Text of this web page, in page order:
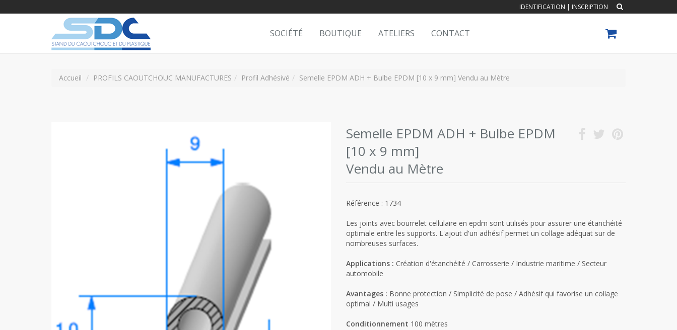
IDENTIFICATION | INSCRIPTION
SOCIÉTÉ BOUTIQUE ATELIERS CONTACT
Accueil PROFILS CAOUTCHOUC MANUFACTURES Profil Adhésivé Semelle EPDM ADH + Bulbe EPDM [10 x 9 mm] Vendu au Mètre
Semelle EPDM ADH + Bulbe EPDM
[10 x 9 mm]
Vendu au Mètre
Référence : 1734
Les joints avec bourrelet cellulaire en epdm sont utilisés pour assurer une étanchéité
optimale entre les supports. L'ajout d'un adhésif permet un collage adéquat sur de
nombreuses surfaces.
Applications : Création d'étanchéité / Carrosserie / Industrie maritime / Secteur
automobile
Avantages : Bonne protection / Simplicité de pose / Adhésif qui favorise un collage
optimal / Multi usages
Conditionnement 100 mètres